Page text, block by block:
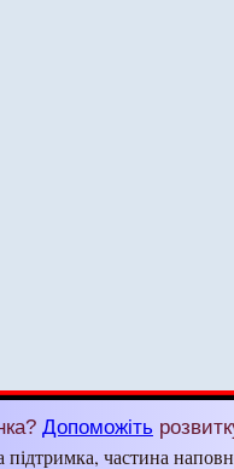
Допоможіть
частина